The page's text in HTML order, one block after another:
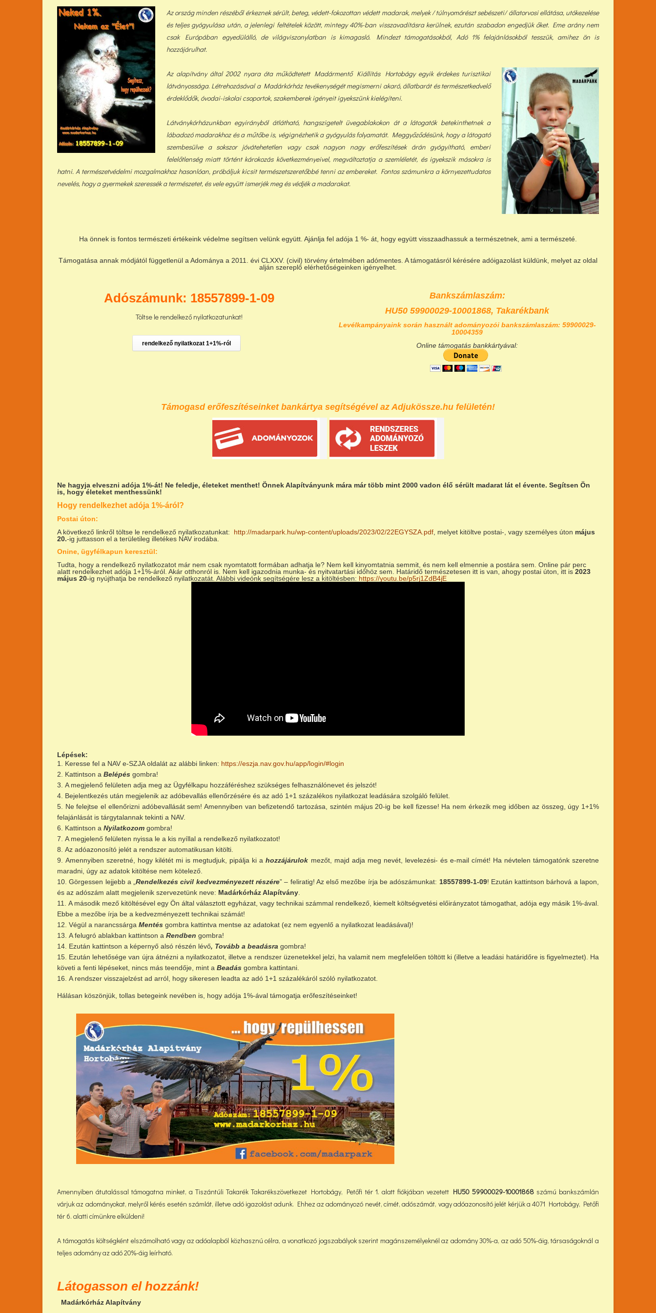
Az ország minden részéből érkeznek sérült, beteg, védett-fokozottan védett madarak, melyek / túlnyomórészt sebészeti/ állatorvosi ellátása, utókezelése
és teljes gyógyulása után, a jelenlegi feltételek között, mintegy 40%-ban visszavadításra kerülnek, ezután szabadon engedjük őket. Eme arány nem
csak Európában egyedülálló, de világviszonylatban is kimagasló. Mindezt támogatásokból, Adó 1% felajánlásokból tesszük, amihez ön is
hozzájárulhat.
Az alapítvány által 2002 nyara óta működtetett Madármentő Kiállítás Hortobágy egyik érdekes turisztikai
látványossága. Létrehozásával a Madárkórház tevékenységét megismerni akaró, állatbarát és természetkedvelő
érdeklődők, óvodai-iskolai csoportok, szakemberek igényeit igyekszünk kielégíteni.
Látványkórházunkban egyirányból átlátható, hangszigetelt üvegablakokon át a látogatók betekinthetnek a
lábadozó madarakhoz és a műtőbe is, végignézhetik a gyógyulás folyamatát. Meggyőződésünk, hogy a látogató
szembesülve a sokszor jóvátehetetlen vagy csak nagyon nagy erőfeszítések árán gyógyítható, emberi
felelőtlenség miatt történt károkozás következményeivel, megváltoztatja a szemléletét, és igyekszik másokra is
hatni. A természetvédelmi mozgalmakhoz hasonlóan, próbáljuk kicsit természetszeretőbbé tenni az embereket. Fontos számunkra a környezettudatos
nevelés, hogy a gyermekek szeressék a természetet, és vele együtt ismerjék meg és védjék a madarakat.
Ha önnek is fontos természeti értékeink védelme segítsen velünk együtt. Ajánlja fel adója 1 %- át, hogy együtt visszaadhassuk a természetnek, ami a természeté.
Támogatása annak módjától függetlenül a Adománya a 2011. évi CLXXV. (civil) törvény értelmében adómentes. A támogatásról kérésére adóigazolást küldünk, melyet az oldal
alján szereplő elérhetőségeinken igényelhet.
Adószámunk: 18557899-1-09
Töltse le rendelkező nyilatkozatunkat!
rendelkező nyilatkozat 1+1%-ról
Bankszámlaszám:
HU50 59900029-10001868, Takarékbank
Levélkampányaink során használt adományozói bankszámlaszám: 59900029-
10004359
Online támogatás bankkártyával:
Támogasd erőfeszítéseinket bankártya segítségével az Adjukössze.hu felületén!
Ne hagyja elveszni adója 1%-át! Ne feledje, életeket menthet! Önnek Alapítványunk mára már több mint 2000 vadon élő sérült madarat lát el évente. Segítsen Ön
is, hogy életeket menthessünk!
Hogy rendelkezhet adója 1%-áról?
Postai úton:
A következő linkről töltse le rendelkező nyilatkozatunkat: http://madarpark.hu/wp-content/uploads/2023/02/22EGYSZA.pdf, melyet kitöltve postai-, vagy személyes úton május
20.-ig juttasson el a területileg illetékes NAV irodába.
Onine, ügyfélkapun keresztül:
Tudta, hogy a rendelkező nyilatkozatot már nem csak nyomtatott formában adhatja le? Nem kell kinyomtatnia semmit, és nem kell elmennie a postára sem. Online pár perc
alatt rendelkezhet adója 1+1%-áról. Akár otthonról is. Nem kell igazodnia munka- és nyitvatartási időhöz sem. Határidő természetesen itt is van, ahogy postai úton, itt is 2023
május 20-ig nyújthatja be rendelkező nyilatkozatát. Alábbi videónk segítségére lesz a kitöltésben: https://youtu.be/p5rj1ZdB4jE
Lépések:
Keresse fel a NAV e-SZJA oldalát az alábbi linken: https://eszja.nav.gov.hu/app/login/#login
Kattintson a Belépés gombra!
A megjelenő felületen adja meg az Ügyfélkapu hozzáféréshez szükséges felhasználónevet és jelszót!
Bejelentkezés után megjelenik az adóbevallás ellenőrzésére és az adó 1+1 százalékos nyilatkozat leadására szolgáló felület.
Ne felejtse el ellenőrizni adóbevallását sem! Amennyiben van befizetendő tartozása, szintén május 20-ig be kell fizesse! Ha nem érkezik meg időben az összeg, úgy 1+1%
felajánlását is tárgytalannak tekinti a NAV.
Kattintson a Nyilatkozom gombra!
A megjelenő felületen nyissa le a kis nyíllal a rendelkező nyilatkozatot!
Az adóazonosító jelét a rendszer automatikusan kitölti.
Amennyiben szeretné, hogy kilétét mi is megtudjuk, pipálja ki ahozzájárulok mezőt, majd adja meg nevét, levelezési- és e-mail címét! Ha névtelen támogatónk szeretne
maradni, úgy az adatok kitöltése nem kötelező.
Görgessen lejjebb a „Rendelkezés civil kedvezményezett részére” – feliratig! Az első mezőbe írja be adószámunkat: 18557899-1-09! Ezután kattintson bárhová a lapon,
és az adószám alatt megjelenik szervezetünk neve: Madárkórház Alapítvány.
A második mező kitöltésével egy Ön által választott egyházat, vagy technikai számmal rendelkező, kiemelt költségvetési előirányzatot támogathat, adója egy másik 1%-ával.
Ebbe a mezőbe írja be a kedvezményezett technikai számát!
Végül a narancssárga Mentés gombra kattintva mentse az adatokat (ez nem egyenlő a nyilatkozat leadásával)!
A felugró ablakban kattintson a Rendben gombra!
Ezután kattintson a képernyő alsó részén lévő, Tovább a beadásra gombra!
Ezután lehetősége van újra átnézni a nyilatkozatot, illetve a rendszer üzenetekkel jelzi, ha valamit nem megfelelően töltött ki (illetve a leadási határidőre is figyelmeztet). Ha
követi a fenti lépéseket, nincs más teendője, mint a Beadás gombra kattintani.
A rendszer visszajelzést ad arról, hogy sikeresen leadta az adó 1+1 százalékáról szóló nyilatkozatot.
Hálásan köszönjük, tollas betegeink nevében is, hogy adója 1%-ával támogatja erőfeszítéseinket!
Amennyiben átutalással támogatna minket, a Tiszántúli Takarék Takarékszövetkezet Hortobágy, Petőfi tér 1. alatt fiókjában vezetettHU50 59900029-10001868számú bankszámlán
várjuk az adományokat, melyről kérés esetén számlát, illetve adó igazolást adunk. Ehhez az adományozó nevét, címét, adószámát, vagy adóazonosító jelét kérjük a 4071 Hortobágy, Petőfi
tér 6. alatti címünkre elküldeni!
A támogatás költségként elszámolható vagy az adóalapból közhasznú célra, a vonatkozó jogszabályok szerint magánszemélyeknél az adomány 30%-a, az adó 50%-áig, társaságoknál a
teljes adomány az adó 20%-áig leírható.
Látogasson el hozzánk!
Madárkórház Alapítvány